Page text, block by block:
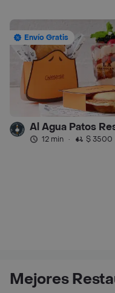
Envío Gratis
12 min · $ 3500
Mejores